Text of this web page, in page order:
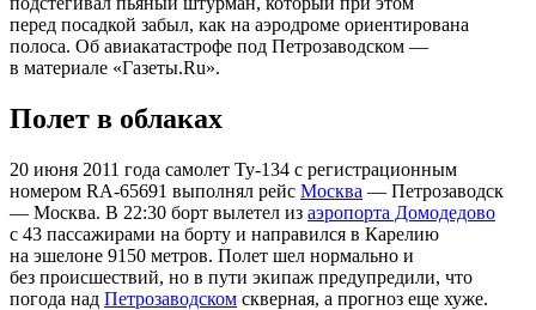
перед посадкой забыл, как на аэродроме ориентирована
полоса. Об авиакатастрофе под Петрозаводском —
в материале «Газеты.Ru».
Полет в облаках
20 июня 2011 года самолет Ту-134 с регистрационным
номером RA-65691 выполнял рейс Москва — Петрозаводск
— Москва. В 22:30 борт вылетел из аэропорта Домодедово
с 43 пассажирами на борту и направился в Карелию
на эшелоне 9150 метров. Полет шел нормально и
без происшествий, но в пути экипаж предупредили, что
погода над Петрозаводском скверная, а прогноз еще хуже.